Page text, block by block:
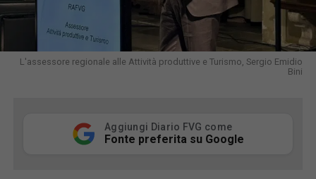
L'assessore regionale alle Attività produttive e Turismo, Sergio Emidio
Bini
Aggiungi Diario FVG come
Fonte preferita su Google